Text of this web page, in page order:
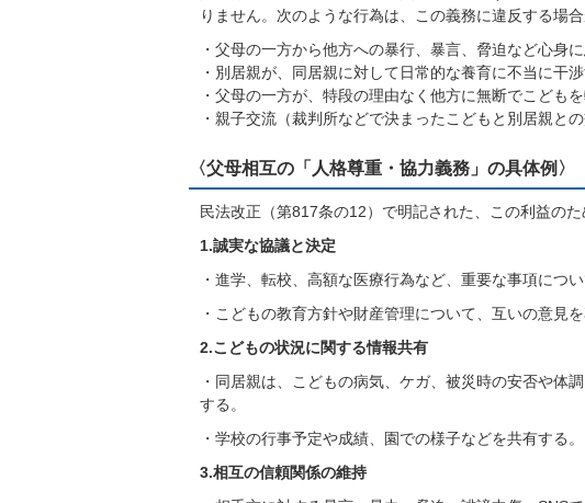
りません。次のような行為は、この義務に違反する場合
・父母の一方から他方への暴行、暴言、脅迫など心身
・別居親が、同居親に対して日常的な養育に不当に干
・父母の一方が、特段の理由なく他方に無断でこども
・親子交流（裁判所などで決まったこどもと別居親と
〈父母相互の「人格尊重・協力義務」の具体例〉
民法改正（第817条の12）で明記された、この利益の
1.誠実な協議と決定
・進学、転校、高額な医療行為など、重要な事項につ
・こどもの教育方針や財産管理について、互いの意見
2.こどもの状況に関する情報共有
・同居親は、こどもの病気、ケガ、被災時の安否や体
する。
・学校の行事予定や成績、園での様子などを共有する。
3.相互の信頼関係の維持